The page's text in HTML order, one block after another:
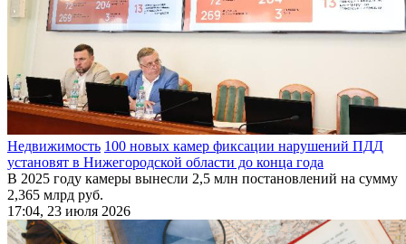
Недвижимость 100 новых камер фиксации нарушений ПДД
установят в Нижегородской области до конца года
В 2025 году камеры вынесли 2,5 млн постановлений на сумму
2,365 млрд руб.
17:04, 23 июля 2026